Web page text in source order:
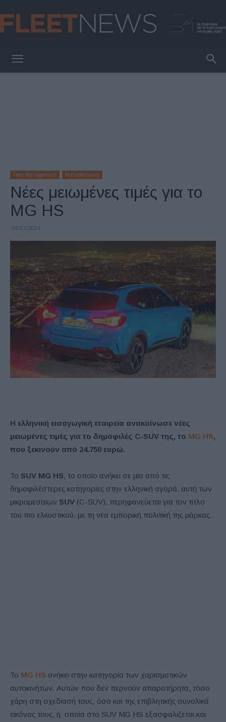
Fleet Management Manufacturers
Νέες μειωμένες τιμές για το
MG HS
06/02/2024
Η ελληνική εισαγωγική εταιρεία ανακοίνωσε νέες
μειωμένες τιμές για το δημοφιλές C-SUV της, το MG HS,
που ξεκινούν από 24.750 ευρώ.
Το SUV MG HS, το οποίο ανήκει σε μία από τις
δημοφιλέστερες κατηγορίες στην ελληνική αγορά, αυτή των
μικρομεσαίων SUV (C-SUV), περηφανεύεται για τον τίτλο
του πιο ελκυστικού, με τη νέα εμπορική πολιτική της μάρκας.
Το MG HS ανήκει στην κατηγορία των χαρισματικών
αυτοκινήτων. Αυτών που δεν περνούν απαρατήρητα, τόσο
χάρη στη σχεδίασή τους, όσο και της επιβλητικής συνολικά
εικόνας τους, η οποία στο SUV MG HS εξασφαλίζεται και